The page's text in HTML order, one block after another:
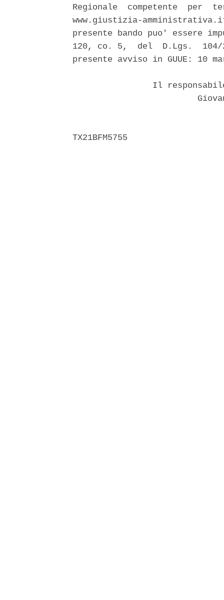
Regionale  competente
www.giustizia-
presente bando puo' essere
120, co. 5,  del  D.Lgs.
presente avviso in GUUE: 10
Il